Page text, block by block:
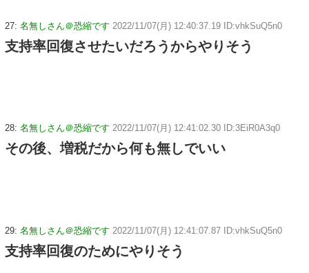
27: 名無しさん＠恐縮です 2022/11/07(月) 12:40:37.19 ID:vhkSuQ5n0
支持率回復させたいだろうからやりそう
28: 名無しさん＠恐縮です 2022/11/07(月) 12:41:02.30 ID:3EiR0A3q0
その後、増税だから何も無しでいい
29: 名無しさん＠恐縮です 2022/11/07(月) 12:41:07.87 ID:vhkSuQ5n0
支持率回復のためにやりそう